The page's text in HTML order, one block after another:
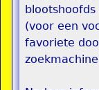
(voor een
favoriete